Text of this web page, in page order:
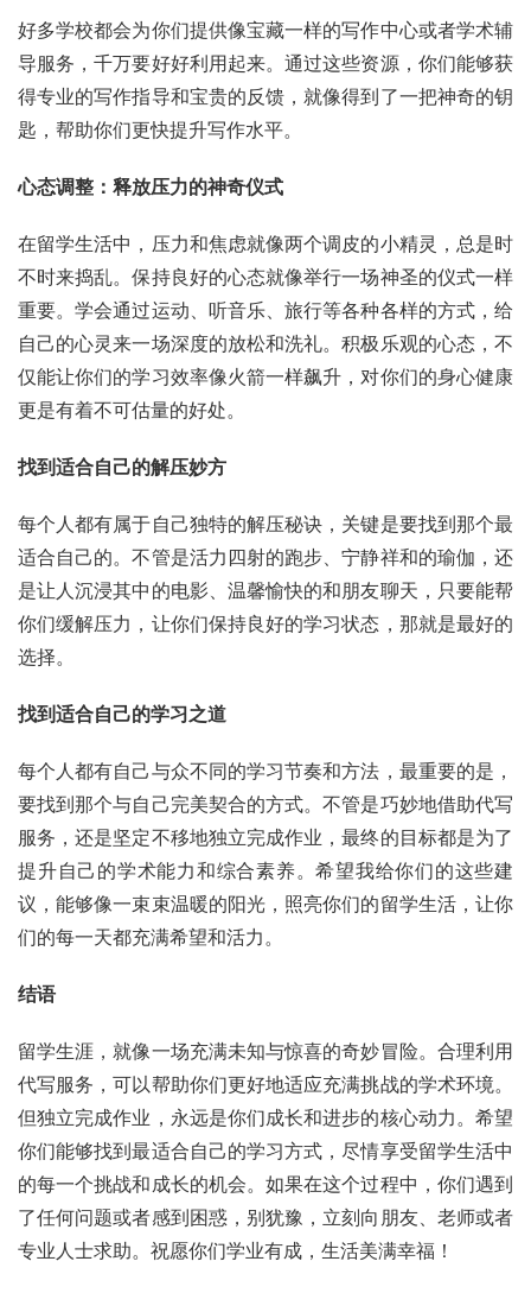
好多学校都会为你们提供像宝藏一样的写作中心或者学术辅
导服务，千万要好好利用起来。通过这些资源，你们能够获
得专业的写作指导和宝贵的反馈，就像得到了一把神奇的钥
匙，帮助你们更快提升写作水平。
心态调整：释放压力的神奇仪式
在留学生活中，压力和焦虑就像两个调皮的小精灵，总是时
不时来捣乱。保持良好的心态就像举行一场神圣的仪式一样
重要。学会通过运动、听音乐、旅行等各种各样的方式，给
自己的心灵来一场深度的放松和洗礼。积极乐观的心态，不
仅能让你们的学习效率像火箭一样飙升，对你们的身心健康
更是有着不可估量的好处。
找到适合自己的解压妙方
每个人都有属于自己独特的解压秘诀，关键是要找到那个最
适合自己的。不管是活力四射的跑步、宁静祥和的瑜伽，还
是让人沉浸其中的电影、温馨愉快的和朋友聊天，只要能帮
你们缓解压力，让你们保持良好的学习状态，那就是最好的
选择。
找到适合自己的学习之道
每个人都有自己与众不同的学习节奏和方法，最重要的是，
要找到那个与自己完美契合的方式。不管是巧妙地借助代写
服务，还是坚定不移地独立完成作业，最终的目标都是为了
提升自己的学术能力和综合素养。希望我给你们的这些建
议，能够像一束束温暖的阳光，照亮你们的留学生活，让你
们的每一天都充满希望和活力。
结语
留学生涯，就像一场充满未知与惊喜的奇妙冒险。合理利用
代写服务，可以帮助你们更好地适应充满挑战的学术环境。
但独立完成作业，永远是你们成长和进步的核心动力。希望
你们能够找到最适合自己的学习方式，尽情享受留学生活中
的每一个挑战和成长的机会。如果在这个过程中，你们遇到
了任何问题或者感到困惑，别犹豫，立刻向朋友、老师或者
专业人士求助。祝愿你们学业有成，生活美满幸福！